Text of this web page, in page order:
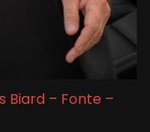
Biard – Fonte –